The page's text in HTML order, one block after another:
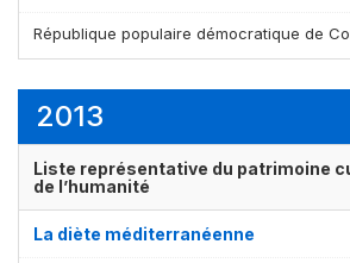
République populaire démocratique de
2013
Liste représentative du patrimoine
de l’humanité
La diète méditerranéenne